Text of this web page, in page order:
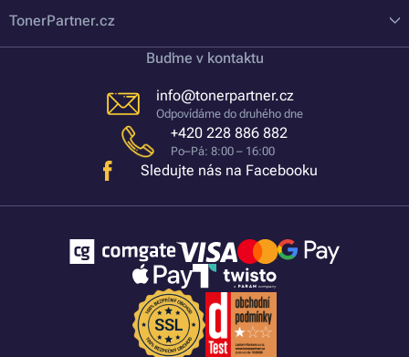
TonerPartner.cz
Buďme v kontaktu
info@tonerpartner.cz
Odpovídáme do druhého dne
+420 228 886 882
Po–Pá: 8:00 – 16:00
Sledujte nás na Facebooku